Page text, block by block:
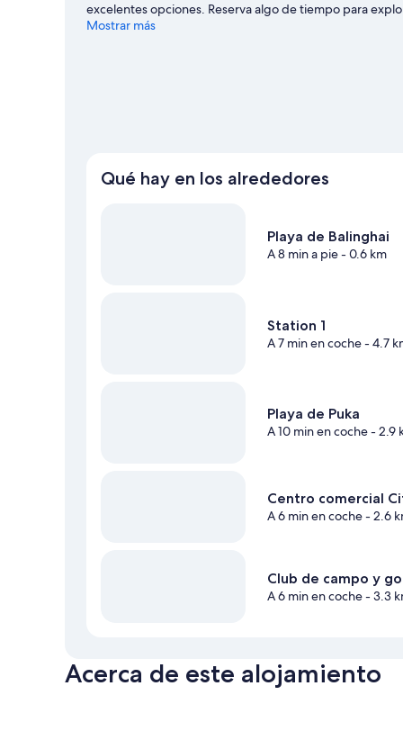
excelentes opciones. Reserva algo de tiempo para
guía de viaje de Boracay
Mostrar más
Qué hay en los alrededores
Playa de Balinghai
A 8 min a pie- 0.6 km
Station 1
A 7 min en coche- 4.7
Playa de Puka
A 10 min en coche- 2.9
Centro comercial
A 6 min en coche- 2.6
Club de campo y
A 6 min en coche- 3.3
Acerca de este alojamiento